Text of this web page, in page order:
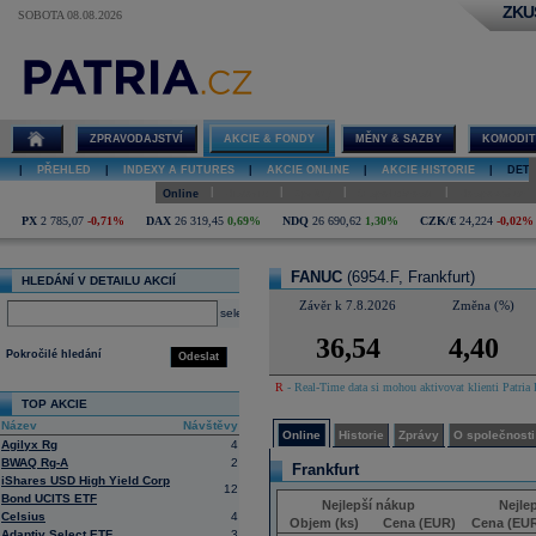
SOBOTA 08.08.2026
FANUC online
ZPRAVODAJSTVÍ AKCIE & FONDY MĚNY & SAZBY
PŘEHLED INDEXY A FUTURES AKCIE ONLINE AKCIE HISTORIE
Online
PX 2 785,07 -0,71% DAX 26 319,45 0,69% NDQ 26 690,62 1,30% CZK/€ 24,224 -0,02%
HLEDÁNÍ V DETAILU AKCIÍ
select
Odeslat
Pokročilé hledání
TOP AKCIE
Název
Návštěvy
Agilyx Rg
4
BWAQ Rg-A
2
iShares USD High Yield Corp
Bond UCITS ETF
12
Celsius
4
FANUC (6954.F, Frankfurt)
Závěr k 7.8.2026 Změna (%)
36,54 4,40
R - Real-Time data si mohou aktivovat klienti
Online Historie Zprávy O společnosti
Frankfurt
Nejlepší nákup
Objem (ks)
Cena (EUR)
Cena